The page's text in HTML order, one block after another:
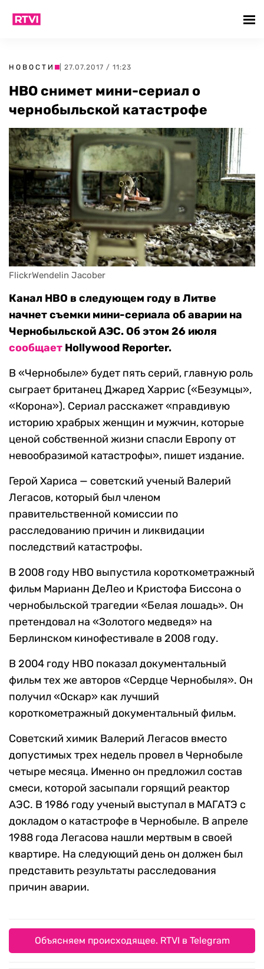
НОВОСТИ | 27.07.2017 / 11:23
HBO снимет мини-сериал о
чернобыльской катастрофе
FlickrWendelin Jacober
Канал HBO в следующем году в Литве
начнет съемки мини-сериала об аварии на
Чернобыльской АЭС. Об этом 26 июля
сообщает Hollywood Reporter.
В «Чернобыле» будет пять серий, главную роль
сыграет британец Джаред Харрис («Безумцы»,
«Корона»). Сериал расскажет «правдивую
историю храбрых женщин и мужчин, которые
ценой собственной жизни спасли Европу от
невообразимой катастрофы», пишет издание.
Герой Хариса — советский ученый Валерий
Легасов, который был членом
правительственной комиссии по
расследованию причин и ликвидации
последствий катастрофы.
В 2008 году HBO выпустила короткометражный
фильм Марианн ДеЛео и Кристофа Биссона о
чернобыльской трагедии «Белая лошадь». Он
претендовал на «Золотого медведя» на
Берлинском кинофестивале в 2008 году.
В 2004 году HBO показал документальный
фильм тех же авторов «Сердце Чернобыля». Он
получил «Оскар» как лучший
короткометражный документальный фильм.
Советский химик Валерий Легасов вместо
допустимых трех недель провел в Чернобыле
четыре месяца. Именно он предложил состав
смеси, которой засыпали горящий реактор
АЭС. В 1986 году ученый выступал в МАГАТЭ с
докладом о катастрофе в Чернобыле. В апреле
1988 года Легасова нашли мертвым в своей
квартире. На следующий день он должен был
представить результаты расследования
причин аварии.
Объясняем происходящее. RTVI в Telegram